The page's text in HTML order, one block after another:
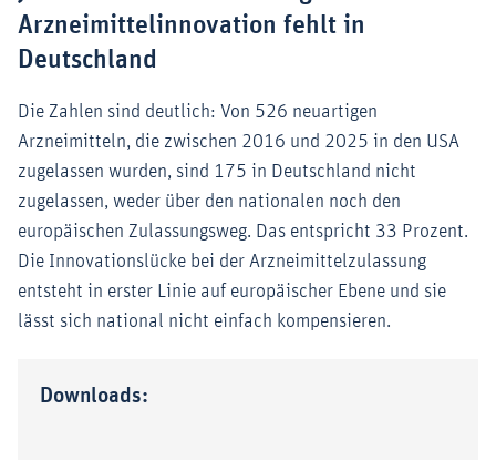
Arzneimittelinnovation fehlt in
Deutschland
Die Zahlen sind deutlich: Von 526 neuartigen
Arzneimitteln, die zwischen 2016 und 2025 in den USA
zugelassen wurden, sind 175 in Deutschland nicht
zugelassen, weder über den nationalen noch den
europäischen Zulassungsweg. Das entspricht 33 Prozent.
Die Innovationslücke bei der Arzneimittelzulassung
entsteht in erster Linie auf europäischer Ebene und sie
lässt sich national nicht einfach kompensieren.
Downloads: